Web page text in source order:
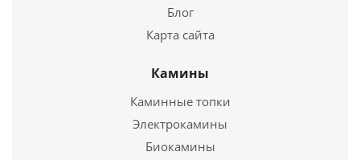
Вентиляционная решетка Латунь (11*42) 42M
2 737руб.
Блог
Карта сайта
Камины
Каминные топки
Электрокамины
Биокамины